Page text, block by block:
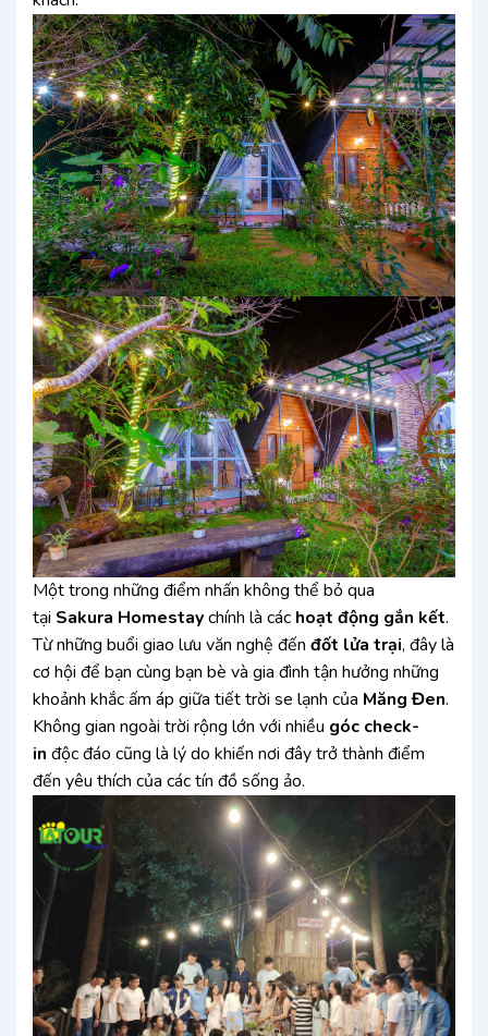
Một trong những điểm nhấn không thể bỏ qua
tại Sakura Homestaychính là các hoạt động gắn kết.
Từ những buổi giao lưu văn nghệ đến đốt lửa trại, đây là
cơ hội để bạn cùng bạn bè và gia đình tận hưởng những
khoảnh khắc ấm áp giữa tiết trời se lạnh của Măng Đen.
Không gian ngoài trời rộng lớn với nhiều góc check-
in độc đáo cũng là lý do khiến nơi đây trở thành điểm
đến yêu thích của các tín đồ sống ảo.